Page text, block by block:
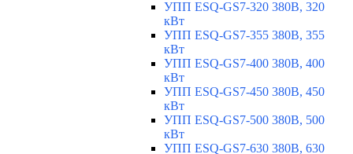
УПП ESQ-GS7-320 380В, 320
кВт
УПП ESQ-GS7-355 380В, 355
кВт
УПП ESQ-GS7-400 380В, 400
кВт
УПП ESQ-GS7-450 380В, 450
кВт
УПП ESQ-GS7-500 380В, 500
кВт
УПП ESQ-GS7-630 380В, 630